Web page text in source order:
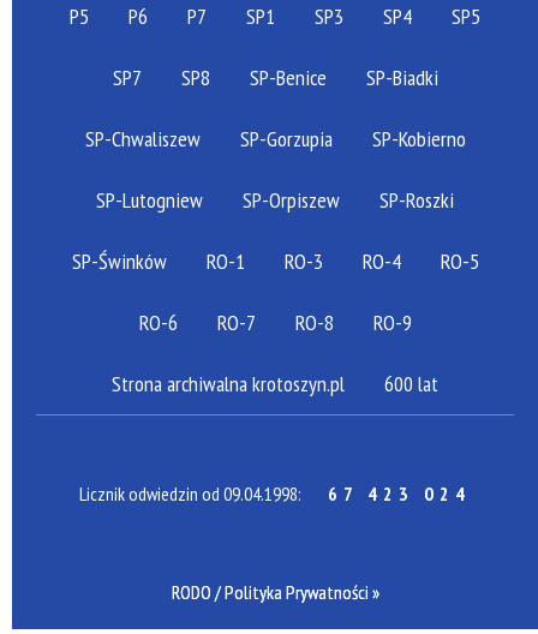
P5 P6 P7 SP1 SP3 SP4 SP5
SP7 SP8 SP-Benice SP-Biadki
SP-Chwaliszew SP-Gorzupia SP-Kobierno
SP-Lutogniew SP-Orpiszew SP-Roszki
SP-Świnków RO-1 RO-3 RO-4 RO-5
RO-6 RO-7 RO-8 RO-9
Strona archiwalna krotoszyn.pl 600 lat
Licznik odwiedzin od 09.04.1998: 67 423 024
RODO / Polityka Prywatności »